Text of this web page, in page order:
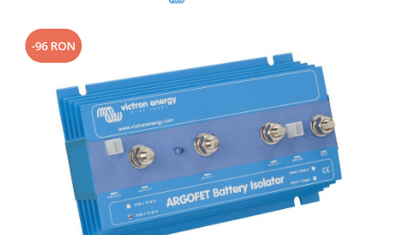
Intre 2000-3000W
Peste 3000W
EcoFlow
Vezi toate statiile
-96 RON